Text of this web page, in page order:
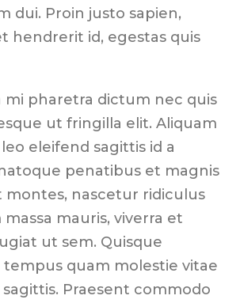
dui. Proin justo sapien,
hendrerit id, egestas quis
mi pharetra dictum nec quis
ut fringilla elit. Aliquam
eleifend sagittis id a
penatibus et magnis
montes, nascetur ridiculus
massa mauris, viverra et
ut sem. Quisque
tempus quam molestie vitae
Praesent commodo